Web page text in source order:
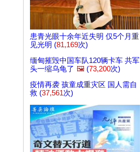
患青光眼十余年近失明 仅5个月重
见光明 (81,169次)
缅甸摧毁中国车队120辆卡车 共军
头一缩乌龟了 🖼️ (73,200次)
疫情再袭 孩童成重灾区 国人需自
救 (37,561次)